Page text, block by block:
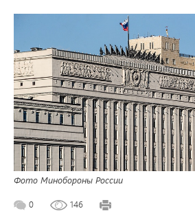
Фото Минобороны России
0 146